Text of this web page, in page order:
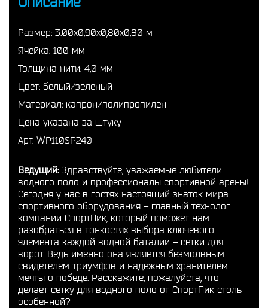
Размер: 3.00х0,90х0,80х0,80 м
Ячейка: 100 мм
Толщина нити: 4,0 мм
Цвет: белый/зеленый
Материал: капрон/полипропилен
Цена указана за штуку
Арт. WP110SP240
Ведущий:Здравствуйте, уважаемые любители
водного поло и профессионалы спортивной арены!
Сегодня у нас в гостях настоящий знаток мира
спортивного оборудования – главный технолог
компании СпортПик, который поможет нам
разобраться в тонкостях выбора ключевого
элемента каждой водной баталии – сетки для
ворот. Ведь именно она является безмолвным
свидетелем триумфов и надежным хранителем
мечты о победе. Расскажите, пожалуйста, что
делает сетку для водного поло от СпортПик столь
особенной?